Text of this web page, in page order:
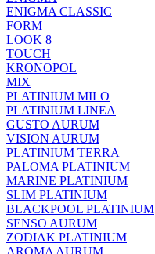
ENIGMA CLASSIC
FORM
LOOK 8
TOUCH
KRONOPOL
MIX
PLATINIUM MILO
PLATINIUM LINEA
GUSTO AURUM
VISION AURUM
PLATINIUM TERRA
PALOMA PLATINIUM
MARINE PLATINIUM
SLIM PLATINIUM
BLACKPOOL PLATINIUM
SENSO AURUM
ZODIAK PLATINIUM
AROMA AURUM